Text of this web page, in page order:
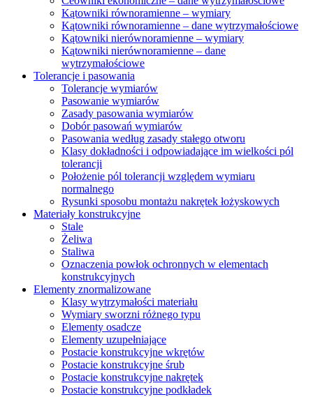
Kątowniki równoramienne – wymiary
Kątowniki równoramienne – dane wytrzymałościowe
Kątowniki nierównoramienne – wymiary
Kątowniki nierównoramienne – dane
wytrzymałościowe
Tolerancje i pasowania
Tolerancje wymiarów
Pasowanie wymiarów
Zasady pasowania wymiarów
Dobór pasowań wymiarów
Pasowania według zasady stałego otworu
Klasy dokładności i odpowiadające im wielkości pól
tolerancji
Położenie pól tolerancji względem wymiaru
normalnego
Rysunki sposobu montażu nakrętek łożyskowych
Materiały konstrukcyjne
Stale
Żeliwa
Staliwa
Oznaczenia powłok ochronnych w elementach
konstrukcyjnych
Elementy znormalizowane
Klasy wytrzymałości materiału
Wymiary sworzni różnego typu
Elementy osadcze
Elementy uzupełniające
Postacie konstrukcyjne wkrętów
Postacie konstrukcyjne śrub
Postacie konstrukcyjne nakrętek
Postacie konstrukcyjne podkładek